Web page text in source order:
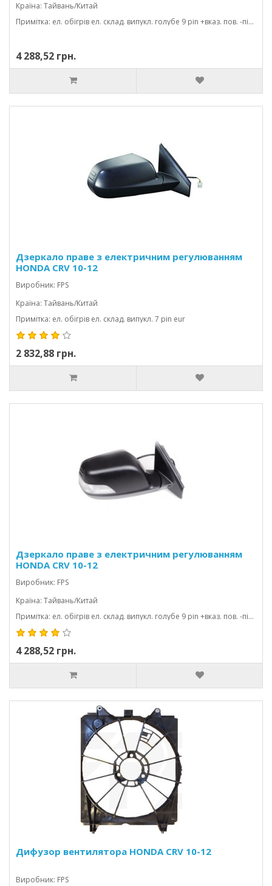
Країна: Тайвань/Китай
Примітка: ел. обігрів ел. склад. випукл. голубе 9 pin +вказ. пов. -підсвіт eur
4 288,52 грн.
Дзеркало праве з електричним регулюванням
HONDA CRV 10-12
Виробник: FPS
Країна: Тайвань/Китай
Примітка: ел. обігрів ел. склад. випукл. 7 pin eur
2 832,88 грн.
Дзеркало праве з електричним регулюванням
HONDA CRV 10-12
Виробник: FPS
Країна: Тайвань/Китай
Примітка: ел. обігрів ел. склад. випукл. голубе 9 pin +вказ. пов. -підсвіт eur
4 288,52 грн.
Дифузор вентилятора HONDA CRV 10-12
Виробник: FPS